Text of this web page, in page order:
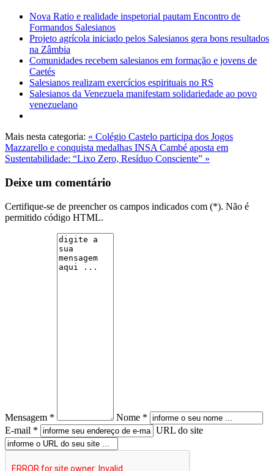
Nova Ratio e realidade inspetorial pautam Encontro de
Formandos Salesianos
Projeto agrícola iniciado pelos Salesianos gera bons resultados
na Zâmbia
Comunidades recebem salesianos em formação e jovens de
Caetés
Salesianos realizam exercícios espirituais no RS
Salesianos da Venezuela manifestam solidariedade ao povo
venezuelano
Mais nesta categoria: « Colégio Castelo participa dos Jogos
Mazzarello e conquista medalhas INSA Cambé aposta em
Sustentabilidade: “Lixo Zero, Resíduo Consciente” »
Deixe um comentário
Certifique-se de preencher os campos indicados com (*). Não é
permitido código HTML.
Mensagem *
Nome *
E-mail *
URL do site